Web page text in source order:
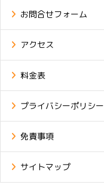
お問合せフォーム
アクセス
料金表
プライバシーポリシー
免責事項
サイトマップ